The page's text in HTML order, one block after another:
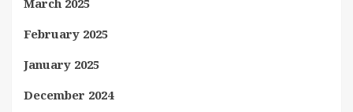
March 2025
February 2025
January 2025
December 2024